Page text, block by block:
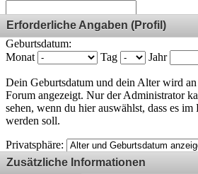
Erforderliche Angaben (Profil)
Geburtsdatum:
Monat
Tag Jahr
Dein Geburtsdatum und dein Alter wird
Forum angezeigt. Nur der Administrator
sehen, wenn du hier auswählst, dass es
werden soll.
Privatsphäre:
Zusätzliche Informationen